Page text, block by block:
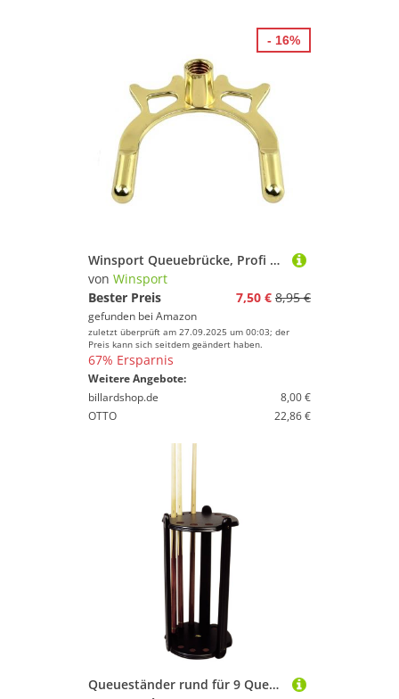
Winsport Queuebrücke, Profi Spielhilfe Messing hoch für Billard und Snooker, Aufsatz mit Gleitmulden zur präzisen Stellung des Queues, Alugewinde zum Aufschrauben auf Brückenqueue
von Winsport
Bester Preis
7,50 € 8,95 €
gefunden bei Amazon
zuletzt überprüft am 27.09.2025 um 00:03; der
Preis kann sich seitdem geändert haben.
67% Ersparnis
Weitere Angebote:
billardshop.de
8,00 €
OTTO
22,86 €
- 16%
Queueständer rund für 9 Queues schwarz